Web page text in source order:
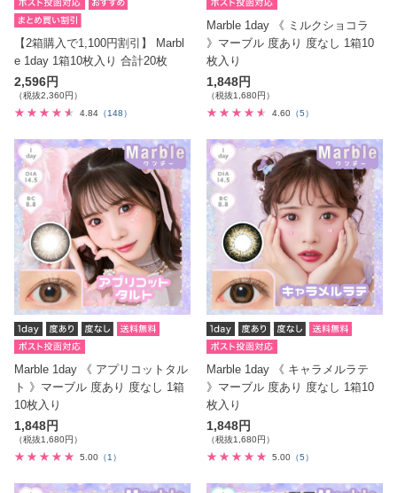
【2箱購入で1,100円割引】 Marbl
e 1day 1箱10枚入り 合計20枚
2,596円
（税抜2,360円）
4.84 （148）
Marble 1day 《 ミルクショコラ
》マーブル 度あり 度なし 1箱10
枚入り
1,848円
（税抜1,680円）
4.60 （5）
Marble 1day 《 アプリコットタル
ト 》マーブル 度あり 度なし 1箱
10枚入り
1,848円
（税抜1,680円）
5.00 （1）
Marble 1day 《 キャラメルラテ
》マーブル 度あり 度なし 1箱10
枚入り
1,848円
（税抜1,680円）
5.00 （5）